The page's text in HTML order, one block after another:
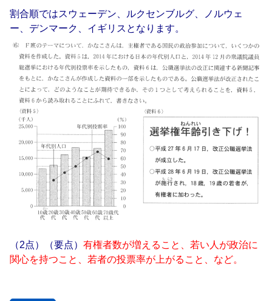
割合順ではスウェーデン、ルクセンブルグ、ノルウェ
ー、デンマーク、イギリスとなります。
（2点）（要点）有権者数が増えること、若い人が政治に
関心を持つこと、若者の投票率が上がること、など。